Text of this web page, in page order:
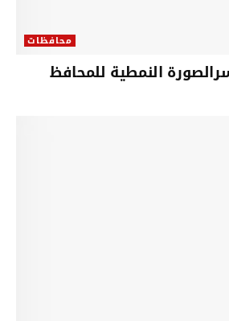
محافظات
النمطية للمحافظ